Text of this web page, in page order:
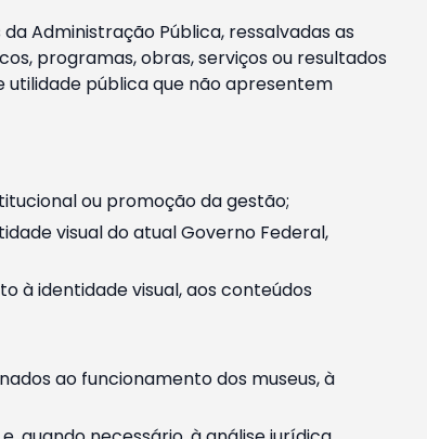
Administração Pública, ressalvadas as
programas, obras, serviços ou resultados
pública que não apresentem
ou promoção da gestão;
visual do atual Governo Federal,
à identidade visual, aos conteúdos
ao funcionamento dos museus, à